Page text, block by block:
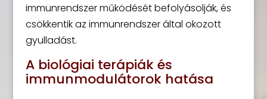
immunrendszer működését befolyásolják, és
csökkentik az immunrendszer által okozott
gyulladást.
A biológiai terápiák és
immunmodulátorok hatása